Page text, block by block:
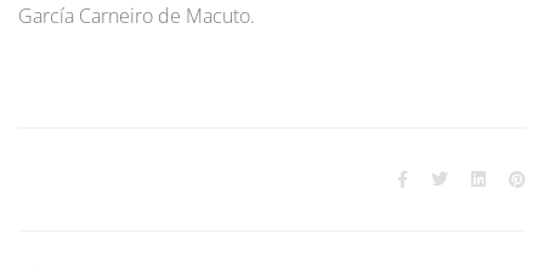
García Carneiro de Macuto.